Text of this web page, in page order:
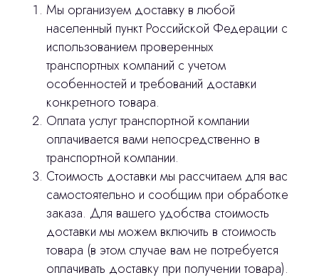
Мы организуем доставку в любой
населенный пункт Российской Федерации с
использованием проверенных
транспортных компаний с учетом
особенностей и требований доставки
конкретного товара.
Оплата услуг транспортной компании
оплачивается вами непосредственно в
транспортной компании.
Стоимость доставки мы рассчитаем для вас
самостоятельно и сообщим при обработке
заказа. Для вашего удобства стоимость
доставки мы можем включить в стоимость
товара (в этом случае вам не потребуется
оплачивать доставку при получении товара).
сделано
Главная
Продукция
3D печать
Лицензирование
Изготовление хирургических шаблонов
Оплата и доставка
Политика конфиденциальности
Контакты
stasicus